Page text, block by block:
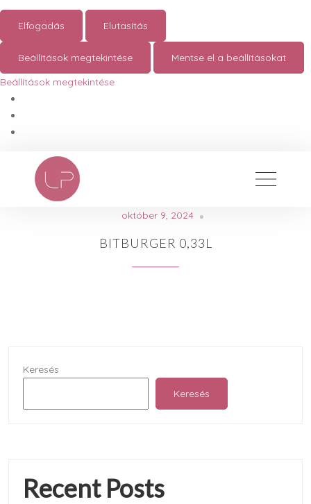
Elfogadás Elutasítás
Beállítások megtekintése
Mentse el a beállításokat
Beállítások megtekintése
október 9, 2024
BITBURGER 0,33L
Keresés
Keresés
Recent Posts